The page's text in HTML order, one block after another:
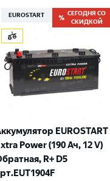
EUROSTART
СЕГОДНЯ СО
СКИДКОЙ
EUROSTART
Power (190 Ач, 12 V)
R+ D5
Санкт-Петербург
Смоленск